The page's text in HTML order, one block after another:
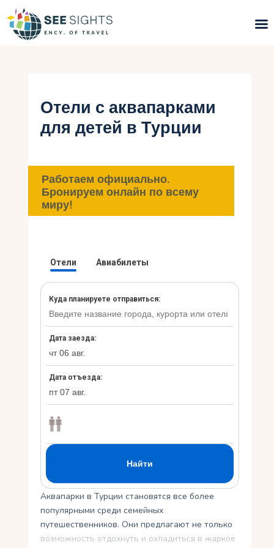
Горящие туры
Типы Туров
Инфо
Блог
Укр
Отели с аквапарками
для детей в Турции
Работаем официально.
Бронируем онлайн по всему
миру!
Аквапарки в Турции становятся все более
популярными среди семейных
путешественников. Они предлагают не только
возможность отдохнуть и охладиться в жаркое